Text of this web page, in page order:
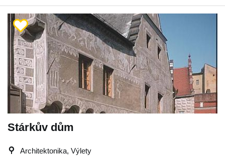
Stárkův dům
Architektonika, Výlety